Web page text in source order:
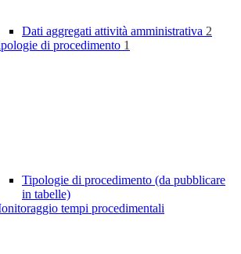
Dati aggregati attività amministrativa 2
di procedimento 1
Tipologie di procedimento (da pubblicare
in tabelle)
tempi procedimentali